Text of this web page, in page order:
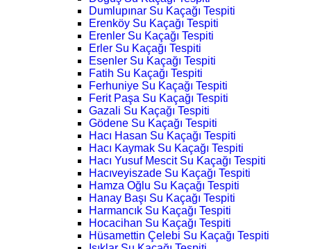
Dumlupınar Su Kaçağı Tespiti
Erenköy Su Kaçağı Tespiti
Erenler Su Kaçağı Tespiti
Erler Su Kaçağı Tespiti
Esenler Su Kaçağı Tespiti
Fatih Su Kaçağı Tespiti
Ferhuniye Su Kaçağı Tespiti
Ferit Paşa Su Kaçağı Tespiti
Gazali Su Kaçağı Tespiti
Gödene Su Kaçağı Tespiti
Hacı Hasan Su Kaçağı Tespiti
Hacı Kaymak Su Kaçağı Tespiti
Hacı Yusuf Mescit Su Kaçağı Tespiti
Hacıveyiszade Su Kaçağı Tespiti
Hamza Oğlu Su Kaçağı Tespiti
Hanay Başı Su Kaçağı Tespiti
Harmancık Su Kaçağı Tespiti
Hocacihan Su Kaçağı Tespiti
Hüsamettin Çelebi Su Kaçağı Tespiti